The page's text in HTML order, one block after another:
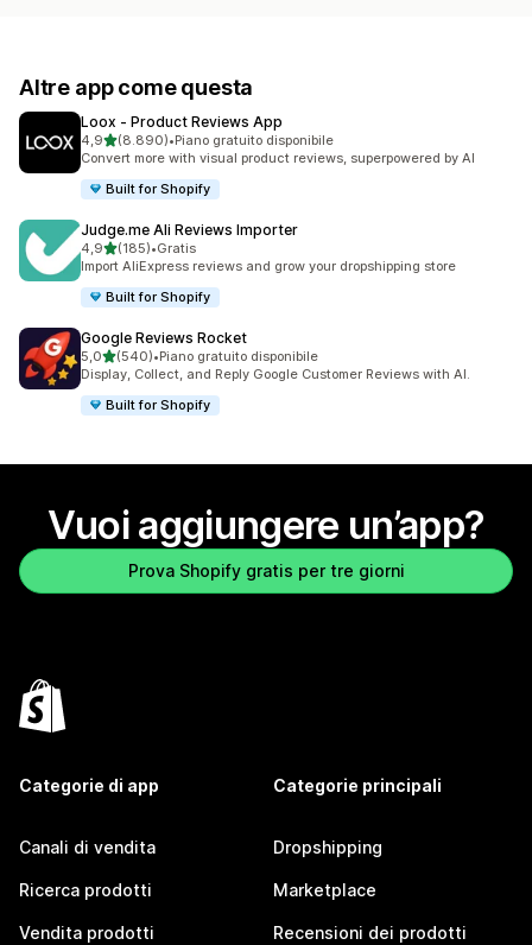
Altre app come questa
Loox ‑ Product Reviews App
4,9stelle su 5
(8.890)
8890 recensioni totali
•Piano gratuito disponibile
Convert more with visual product reviews, superpowered by AI
Built for Shopify
Judge.me Ali Reviews Importer
4,9stelle su 5
(185)
185 recensioni totali
•Gratis
Import AliExpress reviews and grow your dropshipping store
Built for Shopify
Google Reviews Rocket
5,0stelle su 5
(540)
540 recensioni totali
•Piano gratuito disponibile
Display, Collect, and Reply Google Customer Reviews with AI.
Built for Shopify
Vuoi aggiungere un’app?
Prova Shopify gratis per tre giorni
Categorie di app
Canali di vendita
Ricerca prodotti
Vendita prodotti
Categorie principali
Dropshipping
Marketplace
Recensioni dei prodotti